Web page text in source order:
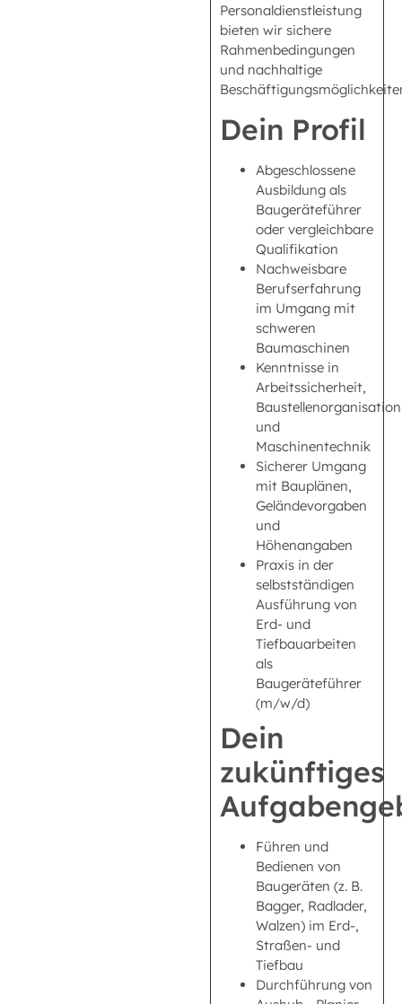
Personaldienstleistung
bieten wir sichere
Rahmenbedingungen
und nachhaltige
Dein Profil
Abgeschlossene
Ausbildung als
Baugeräteführer
oder vergleichbare
Qualifikation
Nachweisbare
Berufserfahrung
im Umgang mit
schweren
Baumaschinen
Kenntnisse in
Arbeitssicherheit,
Baustellenorganisation
und
Maschinentechnik
Sicherer Umgang
mit Bauplänen,
Geländevorgaben
und
Höhenangaben
Praxis in der
selbstständigen
Ausführung von
Erd- und
Tiefbauarbeiten
als
Baugeräteführer
(m/w/d)
Dein
zukünftiges
Führen und
Bedienen von
Baugeräten (z. B.
Bagger, Radlader,
Walzen) im Erd-,
Straßen- und
Tiefbau
Durchführung von